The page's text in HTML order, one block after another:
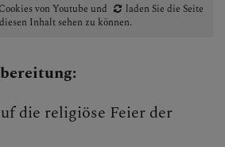
Cookies von Youtube und
laden Sie die Seite
Inhalt sehen zu können.
die religiöse Feier der